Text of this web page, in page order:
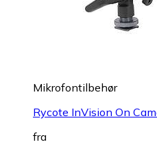
Mikrofontilbehør
Rycote InVision On
fra